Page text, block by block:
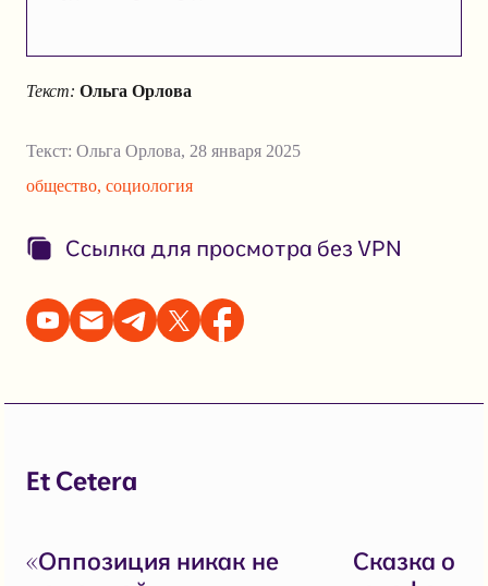
Текст: Ольга Орлова
Текст: Ольга Орлова, 28 января 2025
общество, социология
Ссылка для просмотра без VPN
Et Cetera
«Оппозиция никак не
Сказка о